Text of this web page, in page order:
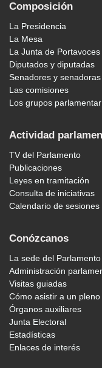
Composición
La Presidencia
La Mesa
La Junta de Portavoces
Diputados y diputadas
Senadores y senadoras
Las comisiones
Los grupos
Actividad
TV del Parlamento
Publicaciones
Leyes en tramitación
Consulta de iniciativas
Calendario de sesiones
Conózcanos
La sede del Parlamento
Administración
Visitas guiadas
Cómo asistir a un pleno
Órganos auxiliares
Junta Electoral
Estadísticas
Enlaces de interés